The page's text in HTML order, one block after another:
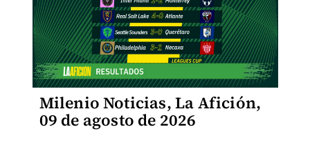
Milenio Noticias, La Afición,
09 de agosto de 2026